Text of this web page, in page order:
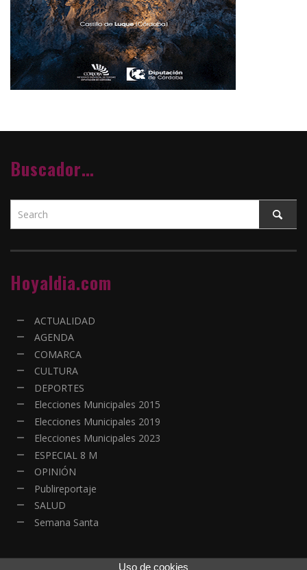
Buscador…
Hoyaldia.com
ACTUALIDAD
AGENDA
COMARCA
CULTURA
DEPORTES
Elecciones Municipales 2015
Elecciones Municipales 2019
Elecciones Municipales 2023
ESPECIAL 8 M
OPINIÓN
Publireportaje
SALUD
Semana Santa
Uso de cookies